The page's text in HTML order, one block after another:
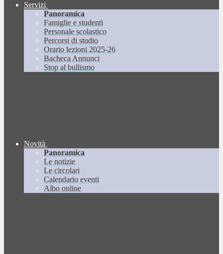
Servizi
Panoramica
Famiglie e studenti
Personale scolastico
Percorsi di studio
Orario lezioni 2025-26
Bacheca Annunci
Stop al bullismo
Novità
Panoramica
Le notizie
Le circolari
Calendario eventi
Albo online